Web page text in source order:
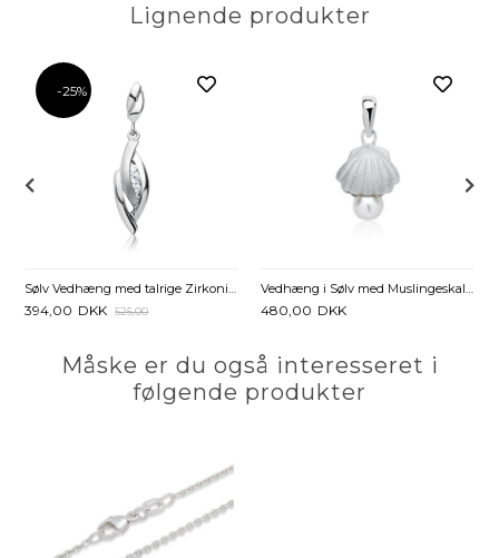
Lignende produkter
-25%
Sølv Vedhæng med talrige Zirkoniasten
394,00 DKK 525,00
Vedhæng i Sølv med Muslingeskal og Ferskvandsperle
480,00 DKK
Måske er du også interesseret i
følgende produkter